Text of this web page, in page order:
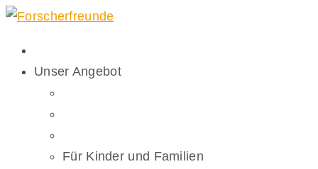
Unser Angebot
Für Kinder und Familien